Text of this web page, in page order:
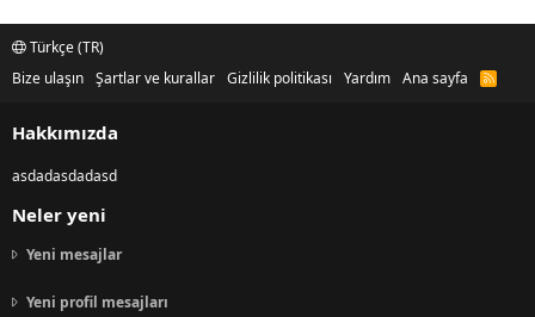
Türkçe (TR)
Bize ulaşın Şartlar ve kurallar Gizlilik politikası Yardım Ana sayfa
R
Hakkımızda
asdadasdadasd
Neler yeni
Yeni mesajlar
Yeni profil mesajları